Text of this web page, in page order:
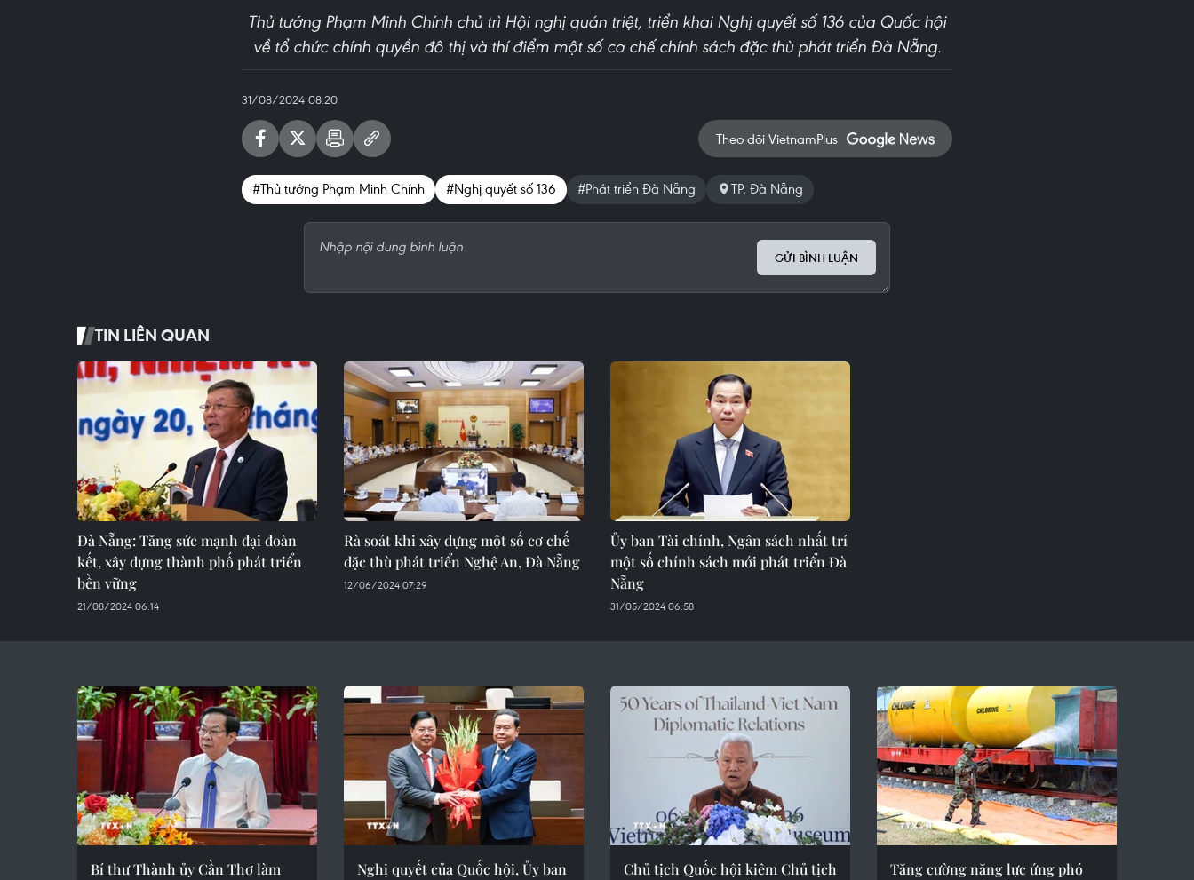
Thủ tướng Phạm Minh Chính chủ trì Hội nghị quán triệt, triển khai Nghị quyết số 136 của Quốc hội
về tổ chức chính quyền đô thị và thí điểm một số cơ chế chính sách đặc thù phát triển Đà Nẵng.
31/08/2024 08:20
Theo dõi VietnamPlus
#Thủ tướng Phạm Minh Chính #Nghị quyết số 136 #Phát triển Đà Nẵng TP. Đà Nẵng
GỬI BÌNH LUẬN
TIN LIÊN QUAN
Đà Nẵng: Tăng sức mạnh đại đoàn
kết, xây dựng thành phố phát triển
bền vững
21/08/2024 06:14
Rà soát khi xây dựng một số cơ chế
đặc thù phát triển Nghệ An, Đà Nẵng
12/06/2024 07:29
Ủy ban Tài chính, Ngân sách nhất trí
một số chính sách mới phát triển Đà
Nẵng
31/05/2024 06:58
Bí thư Thành ủy Cần Thơ làm
Nghị quyết của Quốc hội, Ủy ban
Chủ tịch Quốc hội kiêm Chủ tịch
Tăng cường năng lực ứng phó